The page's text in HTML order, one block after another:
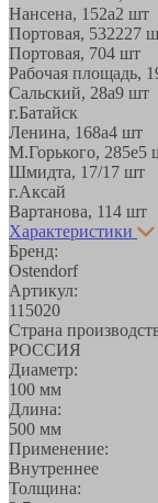
Нансена, 152а2 шт
Портовая, 532227
Портовая, 704 шт
Рабочая площадь,
Сальский, 28a9 шт
г.Батайск
Ленина, 168а4 шт
М.Горького, 285е5
Шмидта, 17/1 7 шт
г.Аксай
Вартанова, 114 шт
Характеристики
Бренд:
Ostendorf
Артикул:
115020
Страна
РОССИЯ
Диаметр:
100 мм
Длина:
500 мм
Применение:
Внутреннее
Толщина: